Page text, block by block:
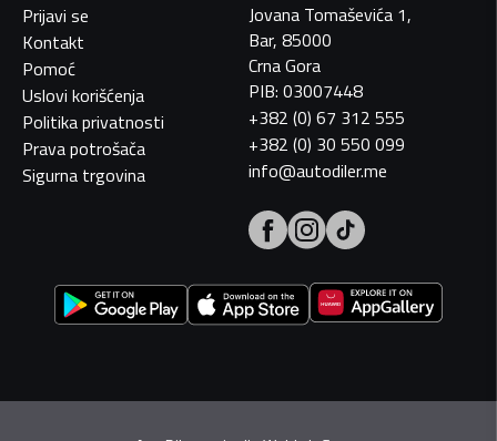
Prijavi se
Kontakt
Pomoć
Uslovi korišćenja
Politika privatnosti
Prava potrošača
Sigurna trgovina
Jovana Tomaševića 1,
Bar, 85000
Crna Gora
PIB: 03007448
+382 (0) 67 312 555
+382 (0) 30 550 099
info@autodiler.me